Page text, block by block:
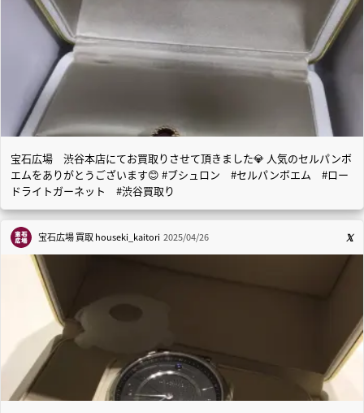
宝石広場 渋谷本店にてお買取りさせて頂きました💎 人気のセルパンボ
エムをありがとうございます😊 #ブシュロン #セルパンボエム #ロー
ドライトガーネット #渋谷買取り
宝石広場 買取houseki_kaitori 2025/04/26